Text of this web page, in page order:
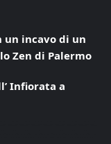
un incavo di un
Zen di Palermo
Infiorata a